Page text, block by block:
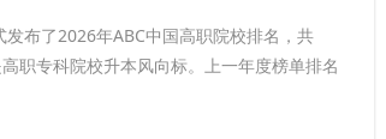
布了2026年ABC中国高职院校排名，共
职专科院校升本风向标。上一年度榜单排名